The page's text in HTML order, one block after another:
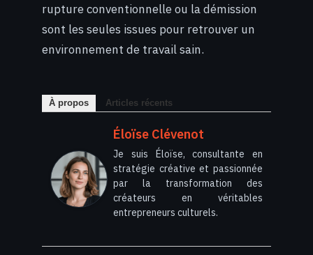
rupture conventionnelle ou la démission
sont les seules issues pour retrouver un
environnement de travail sain.
À propos Articles récents
Éloïse Clévenot
Je suis Éloïse, consultante en
stratégie créative et passionnée
par la transformation des
créateurs en véritables
entrepreneurs culturels.